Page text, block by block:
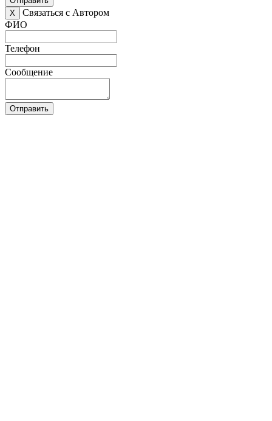
X
Связаться с Автором
ФИО
Телефон
Сообщение
Отправить